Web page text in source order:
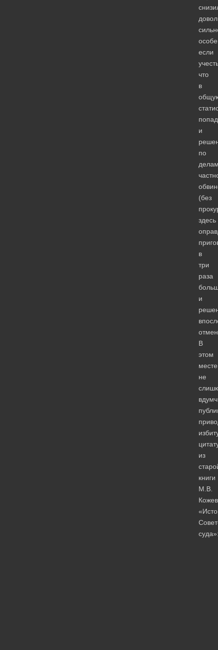
если
что
в
и
по
(без
здесь
в
три
раза
и
В
этом
месте
не
из
книги
М.В.